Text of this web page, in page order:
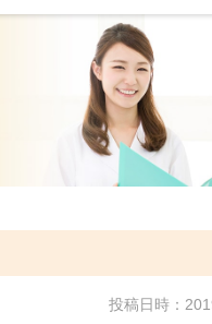
投稿日時：
よくあるご質問 お